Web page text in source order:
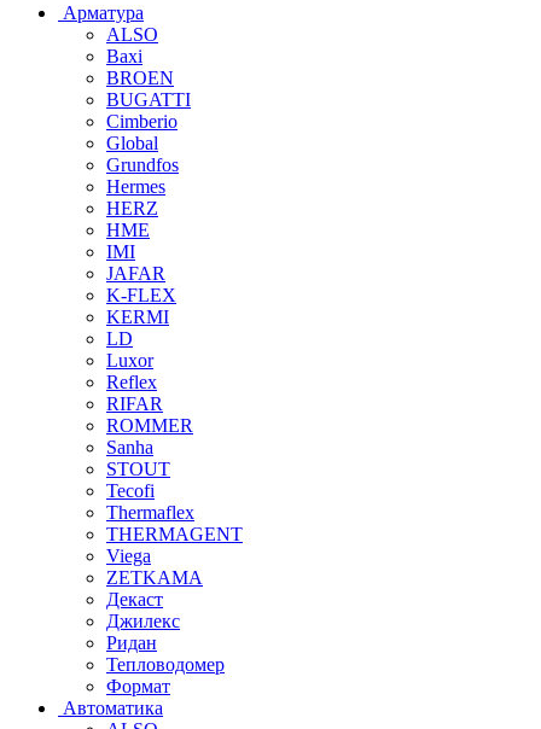
Арматура
ALSO
Baxi
BROEN
BUGATTI
Cimberio
Global
Grundfos
Hermes
HERZ
HME
IMI
JAFAR
K-FLEX
KERMI
LD
Luxor
Reflex
RIFAR
ROMMER
Sanha
STOUT
Tecofi
Thermaflex
THERMAGENT
Viega
ZETKAMA
Декаст
Джилекс
Ридан
Тепловодомер
Формат
Автоматика